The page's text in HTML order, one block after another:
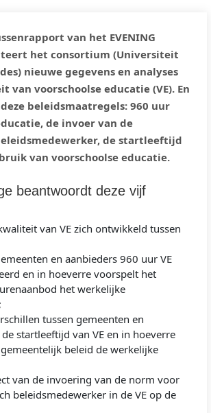
van het EVENING
het consortium (Universiteit
nieuwe gegevens en analyses
van voorschoolse educatie (VE). En
beleidsmaatregels: 960 uur
de invoer van de
de startleeftijd
van voorschoolse educatie.
beantwoordt deze vijf
van VE zich ontwikkeld tussen
en aanbieders 960 uur VE
en in hoeverre voorspelt het
het werkelijke
tussen gemeenten en
startleeftijd van VE en in hoeverre
beleid de werkelijke
van de invoering van de norm voor
beleidsmedewerker in de VE op de